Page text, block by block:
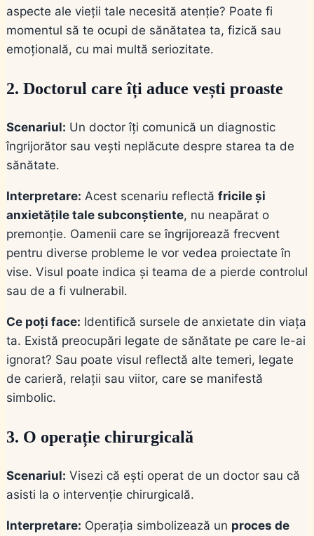
aspecte ale vieții tale necesită atenție? Poate fi
momentul să te ocupi de sănătatea ta, fizică sau
emoțională, cu mai multă seriozitate.
2. Doctorul care îți aduce vești proaste
Scenariul: Un doctor îți comunică un diagnostic
îngrijorător sau vești neplăcute despre starea ta de
sănătate.
Interpretare: Acest scenariu reflectă fricile și
anxietățile tale subconștiente, nu neapărat o
premonție. Oamenii care se îngrijorează frecvent
pentru diverse probleme le vor vedea proiectate în
vise. Visul poate indica și teama de a pierde controlul
sau de a fi vulnerabil.
Ce poți face: Identifică sursele de anxietate din viața
ta. Există preocupări legate de sănătate pe care le-ai
ignorat? Sau poate visul reflectă alte temeri, legate
de carieră, relații sau viitor, care se manifestă
simbolic.
3. O operație chirurgicală
Scenariul: Visezi că ești operat de un doctor sau că
asisti la o intervenție chirurgicală.
Interpretare: Operația simbolizează un proces de